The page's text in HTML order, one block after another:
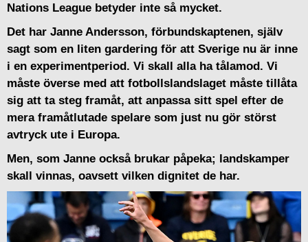
Nations League betyder inte så mycket.
Det har Janne Andersson, förbundskaptenen, själv
sagt som en liten gardering för att Sverige nu är inne
i en experimentperiod. Vi skall alla ha tålamod. Vi
måste överse med att fotbollslandslaget måste tillåta
sig att ta steg framåt, att anpassa sitt spel efter de
mera framåtlutade spelare som just nu gör störst
avtryck ute i Europa.
Men, som Janne också brukar påpeka; landskamper
skall vinnas, oavsett vilken dignitet de har.